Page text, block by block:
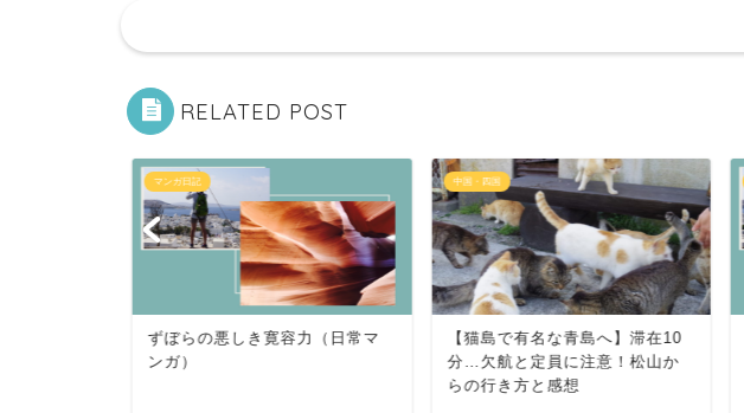
RELATED POST
マンガ日記
ずぼらの悪しき寛容力（日常マ
ンガ）
中国・四国
【猫島で有名な青島へ】滞在10
分…欠航と定員に注意！松山か
らの行き方と感想